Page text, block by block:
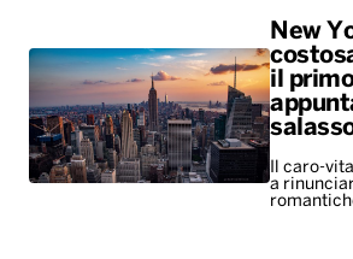
New
il primo
Il caro-
a